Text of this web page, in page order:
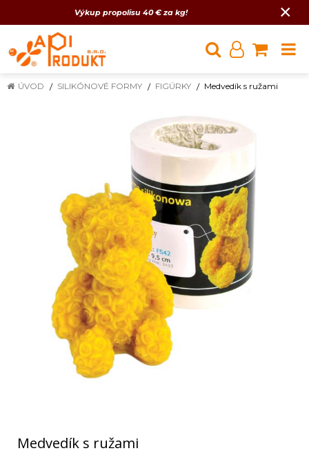
Výkup propolisu 40 € za kg! ×
ÚVOD SILIKÓNOVÉ FORMY FIGÚRKY Medvedík s ružami
Medvedík s ružami